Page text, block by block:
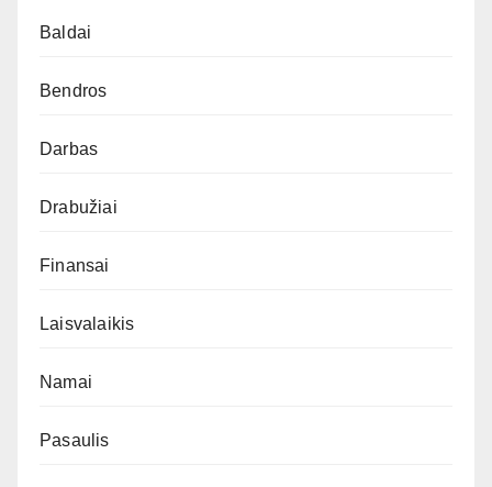
Baldai
Bendros
Darbas
Drabužiai
Finansai
Laisvalaikis
Namai
Pasaulis